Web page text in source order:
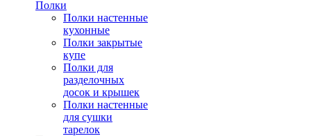
Полки
Полки настенные
кухонные
Полки закрытые
купе
Полки для
разделочных
досок и крышек
Полки настенные
для сушки
тарелок